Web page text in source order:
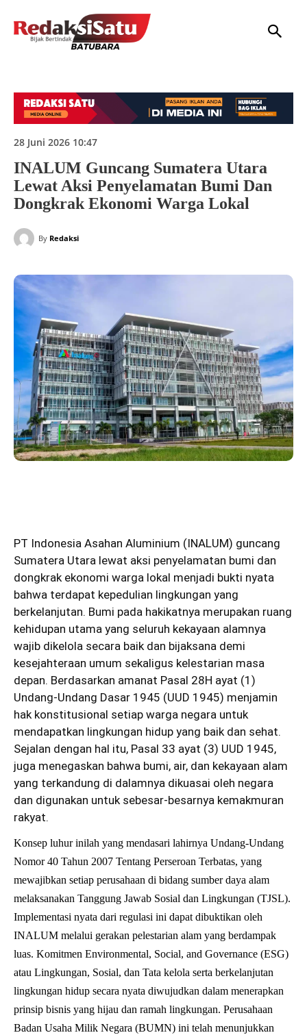
28 Juni 2026 10:47
INALUM Guncang Sumatera Utara
Lewat Aksi Penyelamatan Bumi Dan
Dongkrak Ekonomi Warga Lokal
By Redaksi
PT Indonesia Asahan Aluminium (INALUM) guncang
Sumatera Utara lewat aksi penyelamatan bumi dan
dongkrak ekonomi warga lokal menjadi bukti nyata
bahwa terdapat kepedulian lingkungan yang
berkelanjutan. Bumi pada hakikatnya merupakan ruang
kehidupan utama yang seluruh kekayaan alamnya
wajib dikelola secara baik dan bijaksana demi
kesejahteraan umum sekaligus kelestarian masa
depan. Berdasarkan amanat Pasal 28H ayat (1)
Undang-Undang Dasar 1945 (UUD 1945) menjamin
hak konstitusional setiap warga negara untuk
mendapatkan lingkungan hidup yang baik dan sehat.
Sejalan dengan hal itu, Pasal 33 ayat (3) UUD 1945,
juga menegaskan bahwa bumi, air, dan kekayaan alam
yang terkandung di dalamnya dikuasai oleh negara
dan digunakan untuk sebesar-besarnya kemakmuran
rakyat.
Konsep luhur inilah yang mendasari lahirnya Undang-Undang
Nomor 40 Tahun 2007 Tentang Perseroan Terbatas, yang
mewajibkan setiap perusahaan di bidang sumber daya alam
melaksanakan Tanggung Jawab Sosial dan Lingkungan (TJSL).
Implementasi nyata dari regulasi ini dapat dibuktikan oleh
INALUM melalui gerakan pelestarian alam yang berdampak
luas. Komitmen Environmental, Social, and Governance (ESG)
atau Lingkungan, Sosial, dan Tata kelola serta berkelanjutan
lingkungan hidup secara nyata diwujudkan dalam menerapkan
prinsip bisnis yang hijau dan ramah lingkungan. Perusahaan
Badan Usaha Milik Negara (BUMN) ini telah menunjukkan